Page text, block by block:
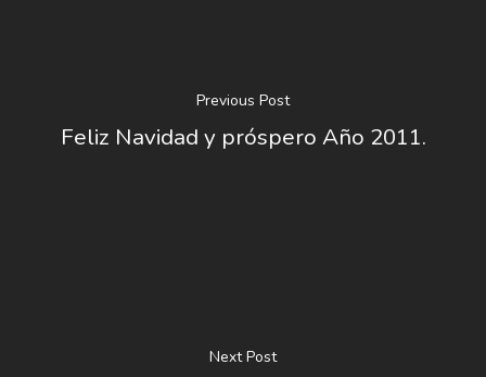
Previous Post
Feliz Navidad y próspero Año 2011.
Next Post